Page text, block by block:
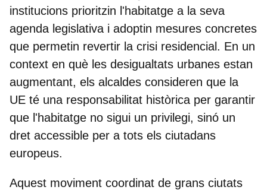
institucions prioritzin l'habitatge a la seva
agenda legislativa i adoptin mesures concretes
que permetin revertir la crisi residencial. En un
context en què les desigualtats urbanes estan
augmentant, els alcaldes consideren que la
UE té una responsabilitat històrica per garantir
que l'habitatge no sigui un privilegi, sinó un
dret accessible per a tots els ciutadans
europeus.
Aquest moviment coordinat de grans ciutats